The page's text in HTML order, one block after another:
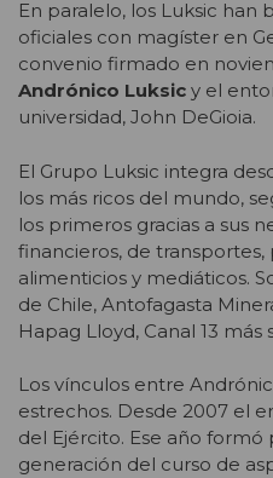
En paralelo, los Luksic
oficiales con magíster en
convenio firmado en
Andrónico Luksic y el
universidad, John DeGioia.
El Grupo Luksic integra
los más ricos del mundo,
los primeros gracias a sus
financieros, de
alimenticios y mediáticos.
de Chile, Antofagasta
Hapag Lloyd, Canal 13 más
Los vínculos entre
estrechos. Desde 2007 el
del Ejército. Ese año
generación del curso de